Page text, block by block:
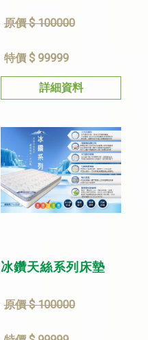
原價 $ 100000
特價 $ 99999
詳細資料
冰鑽天絲系列床墊
原價 $ 100000